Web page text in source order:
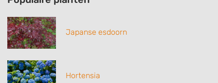
Japanse esdoorn
Hortensia